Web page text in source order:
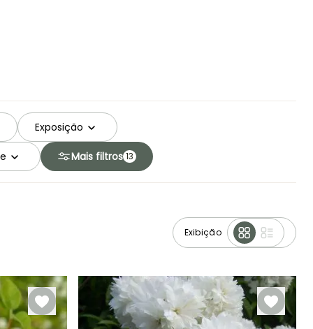
Exposição
Mais filtros 13
Exibição